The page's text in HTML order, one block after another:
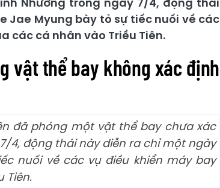
Jae Myung bày tỏ sự tiếc nuối về các
các cá nhân vào Triều Tiên.
vật thể bay không xác định
đã phóng một vật thể bay chưa xác
4, động thái này diễn ra chỉ một ngày
nuối về các vụ điều khiển máy bay
Tiên.